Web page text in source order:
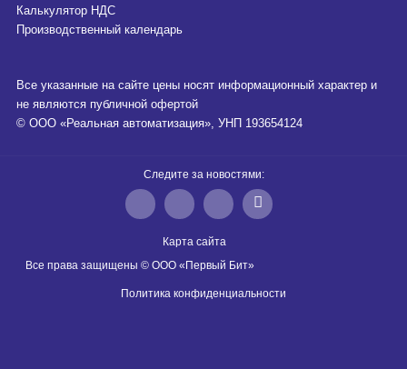
Калькулятор НДС
Производственный календарь
Все указанные на сайте цены носят информационный характер и
не являются публичной офертой
© ООО «Реальная автоматизация», УНП 193654124
Следите за новостями:
Карта сайта
Все права защищены © ООО «Первый Бит»
Политика конфиденциальности